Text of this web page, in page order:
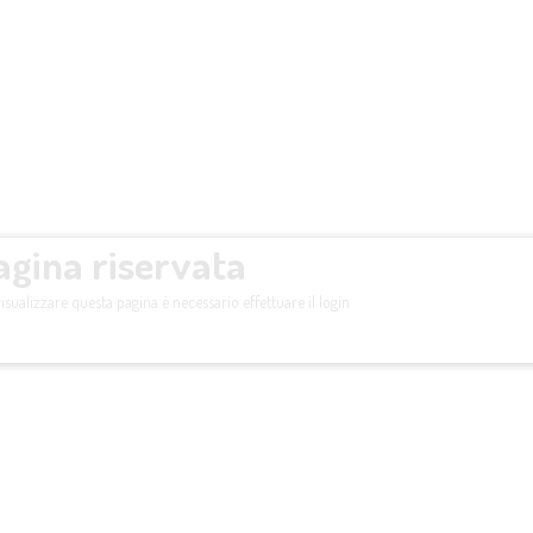
riservata
questa pagina è necessario effettuare il login